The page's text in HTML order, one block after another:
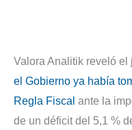
Valora Analitik reveló
el Gobierno ya había
Regla Fiscal ante la
de un déficit del 5,1 %